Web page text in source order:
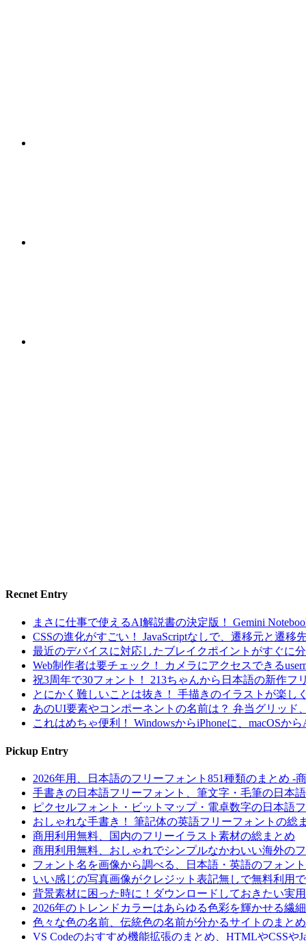
Recnet Entry
まさに仕事で使えるAI解説書の決定版！ Gemini
CSSの進化がすごい！ JavaScriptなしで、遷移元と遷
最近のデバイスに対応したブレイクポイントがすぐに
Web制作者は要チェック！ カメラにアクセスできる
祝3周年で30フォント！ 213ちゃんから日本語の新作フ
とにかく難しいことは抜き！ 手描きのイラストが楽
あのUI要素やコンポーネントの名前は？ 弁当グリッド
これはめちゃ便利！ WindowsからiPhoneに、macOSか
Pickup Entry
2026年用、日本語のフリーフォント851種類のまとめ
手書きの日本語フリーフォント、筆文字・毛筆の日本
ピクセルフォント・ビットマップ・電卓数字の日本語
おしゃれな手書き！ 筆記体の英語フリーフォントの総
商用利用無料、国内のフリーイラスト素材の総まとめ
商用利用無料、おしゃれでシンプルなかわいい海外の
フォント名を画像から調べる、日本語・英語のフォン
いい感じの写真画像がクレジット表記無しで無料利用
背景素材に困った時に！ダウンロードしておきたい実
2026年のトレンドカラーはあらゆる色彩を輝かせる繊
色々な色の名前、伝統色の名前が分かるサイトのまとめ
VS Codeのおすすめ機能拡張のまとめ、HTMLやCSSや